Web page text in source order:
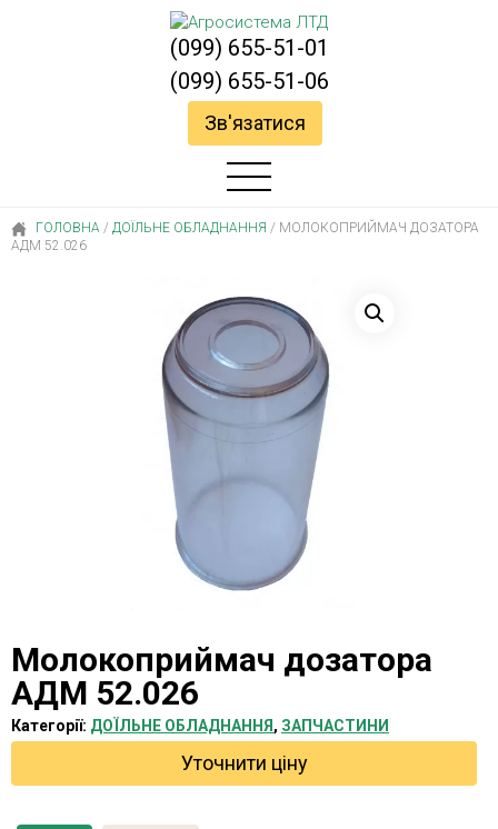
(099) 655-51-01
(099) 655-51-06
Зв'язатися
ГОЛОВНА / ДОЇЛЬНЕ ОБЛАДНАННЯ / МОЛОКОПРИЙМАЧ ДОЗАТОРА
АДМ 52.026
Молокоприймач дозатора
АДМ 52.026
Категорії: ДОЇЛЬНЕ ОБЛАДНАННЯ , ЗАПЧАСТИНИ
Уточнити ціну